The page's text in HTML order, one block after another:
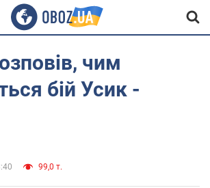
чим
бій Усик -
99,0 т.